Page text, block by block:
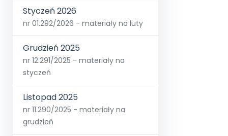
Styczeń 2026
nr 01.292/2026 - materiały na luty
Grudzień 2025
nr 12.291/2025 - materiały na
styczeń
Listopad 2025
nr 11.290/2025 - materiały na
grudzień